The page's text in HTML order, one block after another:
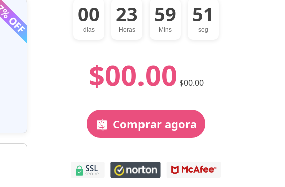
00
dias
23
Horas
59
Mins
50
seg
$00.00 $00.00
Comprar agora